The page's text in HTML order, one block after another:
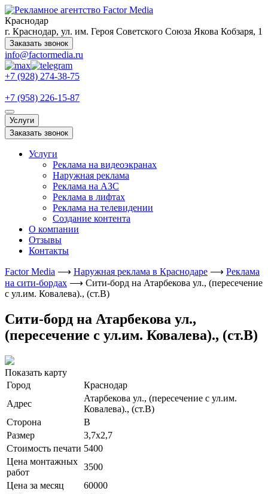
Краснодар
г. Краснодар, ул. им. Героя Советского Союза Якова Кобзаря, 1
Заказать звонок
info@factormedia.ru
+7 (928) 274-38-75
+7 (958) 226-15-87
Услуги
Заказать звонок
Услуги
Реклама на видеоэкранах
Наружная реклама
Реклама на АЗС
Реклама в лифтах
Реклама на телевидении
Создание контента
О компании
Отзывы
Контакты
Factor Media ⟶ Наружная реклама в Краснодаре ⟶ Реклама
на сити-бордах ⟶ Сити-борд на Атарбекова ул., (пересечение
с ул.им. Ковалева)., (ст.В)
Сити-борд на Атарбекова ул.,
(пересечение с ул.им. Ковалева)., (ст.В)
Показать карту
Город
Краснодар
Адрес
Атарбекова ул., (пересечение с ул.им.
Ковалева)., (ст.В)
Сторона
В
Размер
3,7х2,7
Стоимость печати 5400
Цена монтажных
работ
3500
Цена за месяц
60000